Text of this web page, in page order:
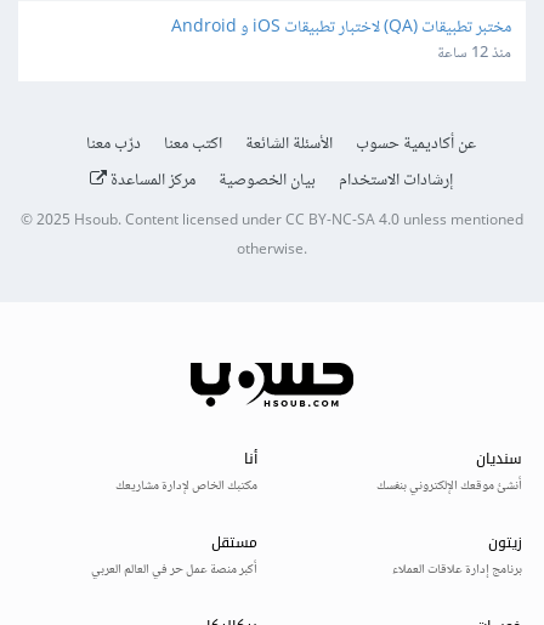
مختبر تطبيقات (QA) لاختبار تطبيقات iOS و Android
منذ 12 ساعة
عن أكاديمية حسوب الأسئلة الشائعة اكتب معنا
درّب معنا
إرشادات الاستخدام
بيان الخصوصية مركز المساعدة
© 2025 Hsoub.Content licensed underCC BY-NC-SA 4.0unless mentioned
otherwise.